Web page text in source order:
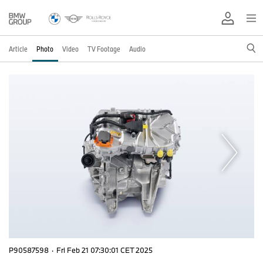
Article Photo Video TV Footage Audio
P90587598 · Fri Feb 21 07:30:01 CET 2025